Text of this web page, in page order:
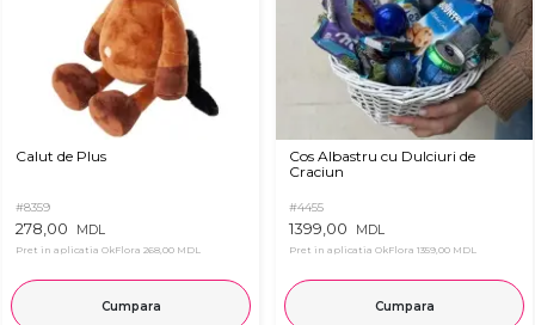
Calut de Plus
#8359
278,00 MDL
Pret in aplicatia OkFlora 268,00 MDL
Cumpara
Cos Albastru cu Dulciuri de
Craciun
#4455
1399,00 MDL
Pret in aplicatia OkFlora 1359,00 MDL
Cumpara